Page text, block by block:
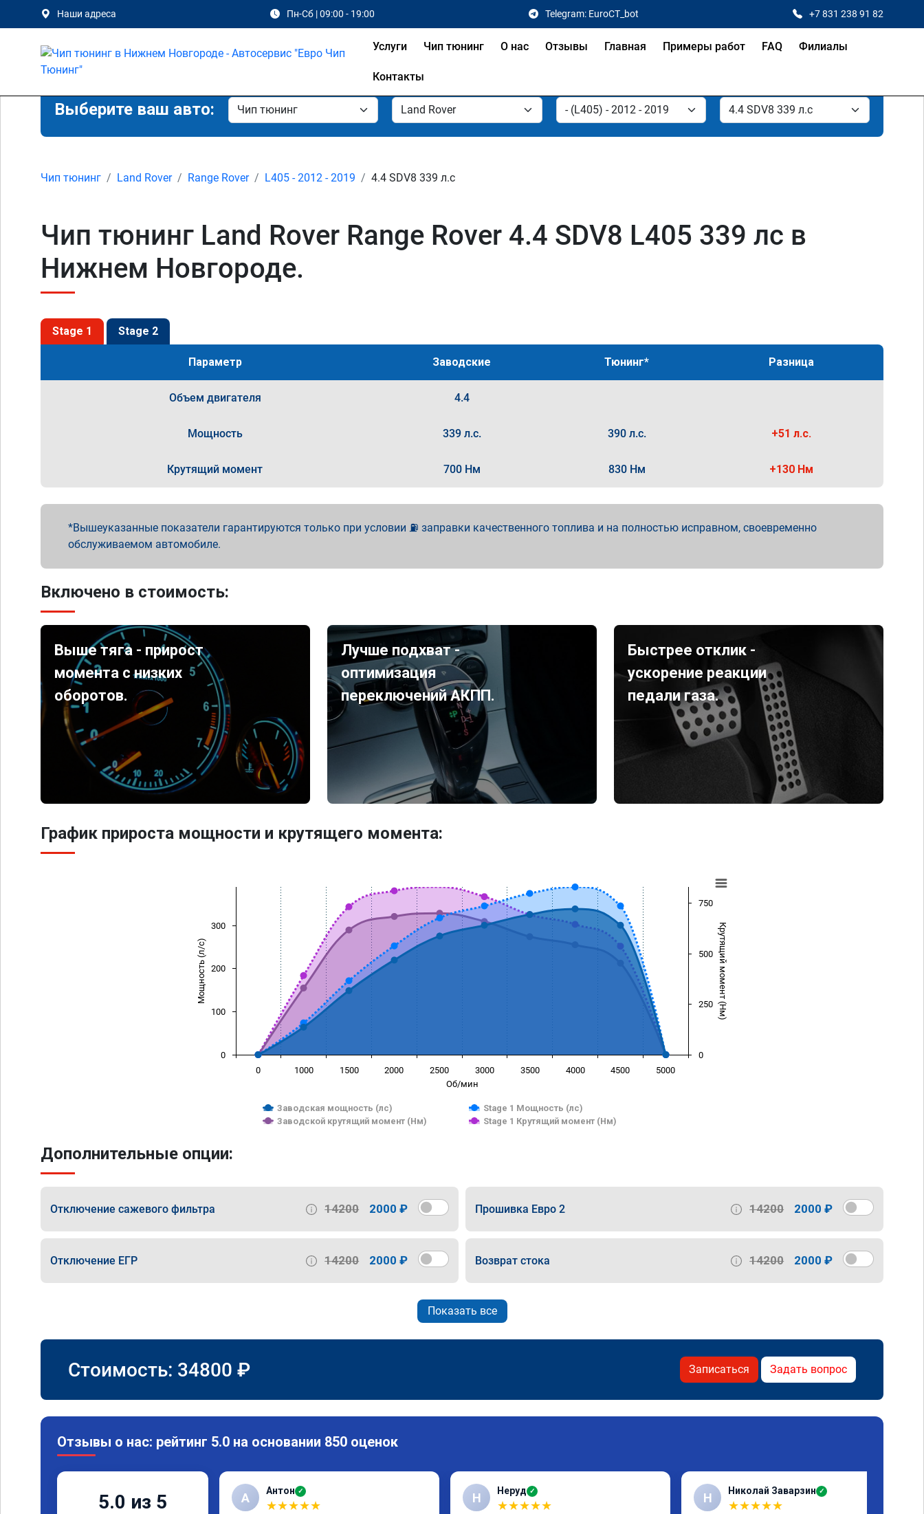
Наши адреса Пн-Сб | 09:00 - 19:00 Telegram: EuroCT_bot +7 831 238 91 82
Услуги Чип тюнинг О нас Отзывы Главная Примеры работ FAQ Филиалы
Контакты
Выберите ваш авто:
Чип тюнинг Land Rover Range Rover L405 - 2012 - 2019 4.4 SDV8 339 л.с
Чип тюнинг Land Rover Range Rover 4.4 SDV8 L405 339 лс в
Нижнем Новгороде.
Stage 1 Stage 2
Параметр Заводские Тюнинг* Разница
Объем двигателя 4.4
Мощность 339 л.с. 390 л.с. +51 л.с.
Крутящий момент 700 Нм 830 Нм +130 Нм
Вышеуказанные показатели гарантируются только при условии ⛽ заправки качественного топлива и на полностью исправном, своевременно
обслуживаемом автомобиле.
Включено в стоимость:
Выше тяга - прирост
момента с низких
оборотов.
Лучше подхват -
оптимизация
переключений АКПП.
Быстрее отклик -
ускорение реакции
педали газа.
График прироста мощности и крутящего момента:
Об/мин
Мощность (л/с) Крутящий момент (Нм)
Заводская мощность (лс)
Stage 1 Мощность (лс)
Заводской крутящий момент (Нм)
Stage 1 Крутящий момент (Нм)
0 1000 1500 2000 2500 3000 3500 4000 4500 5000
0
100
200
300
0
250
500
750
Дополнительные опции:
Отключение сажевого фильтра 14200 2000 ₽ Прошивка Евро 2 14200 2000 ₽
Отключение ЕГР 14200 2000 ₽ Возврат стока 14200 2000 ₽
Показать все
Стоимость: 34800 ₽ Записаться Задать вопрос
Отзывы о нас: рейтинг 5.0 на основании 850 оценок
5.0 из 5 А Антон ✓
★★★★★
Н Неруд ✓
★★★★★
Н Николай Заварзин ✓
★★★★★